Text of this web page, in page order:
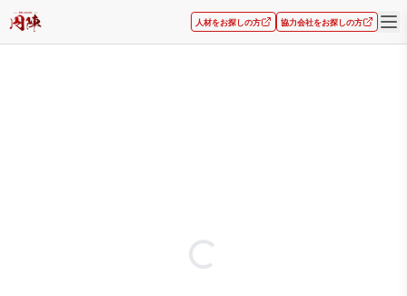
人材をお探しの方 協力会社をお探しの方